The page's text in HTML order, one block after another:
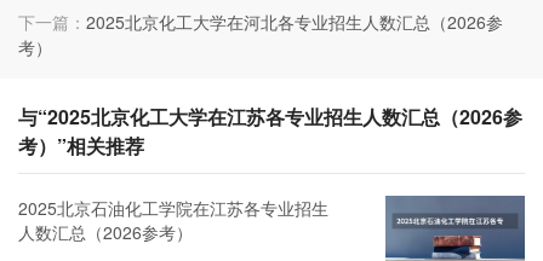
下一篇： 2025北京化工大学在河北各专业招生人数汇总（2026参
考）
与“2025北京化工大学在江苏各专业招生人数汇总（2026参
考）”相关推荐
2025北京石油化工学院在江苏各专业招生
人数汇总（2026参考）